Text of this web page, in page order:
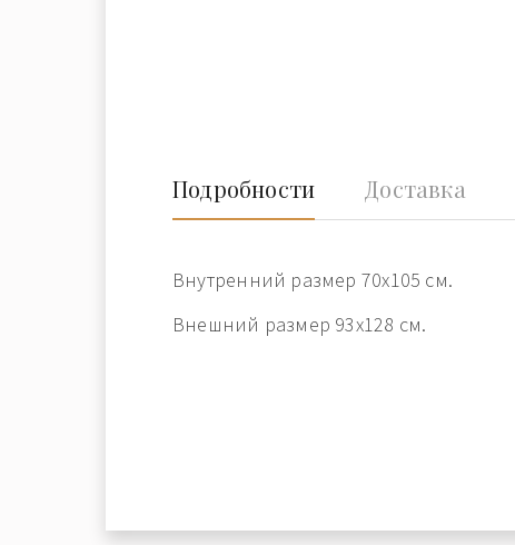
Подробности Доставка
Внутренний размер 70x105 см.
Внешний размер 93x128 см.